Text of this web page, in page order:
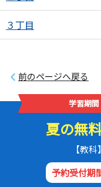
３丁目
前のページへ戻る
学習期
夏の無
【教
予約受付期